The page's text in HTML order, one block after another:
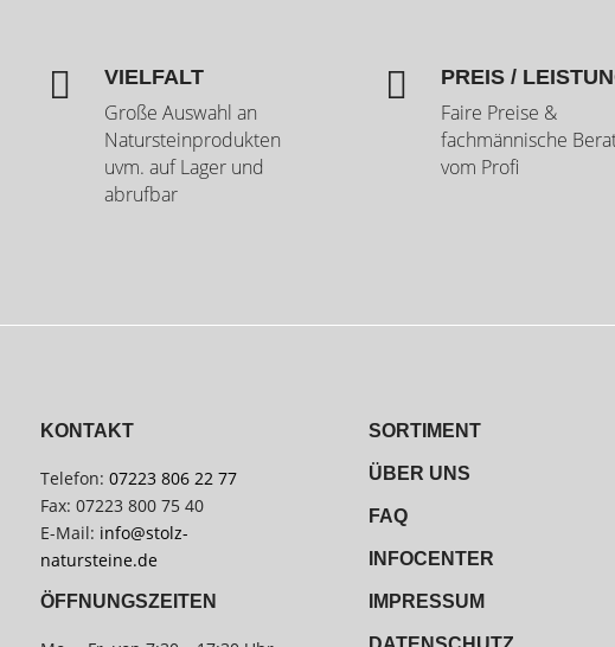
 VIELFALT
Große Auswahl an
Natursteinprodukten
uvm. auf Lager und
abrufbar
 PREIS /
Faire Preise &
fachmännische
vom Profi
KONTAKT
Telefon:07223 806 22 77
Fax: 07223 800 75 40
E-Mail: info@stolz-
natursteine.de
ÖFFNUNGSZEITEN
SORTIMENT
ÜBER UNS
FAQ
INFOCENTER
IMPRESSUM